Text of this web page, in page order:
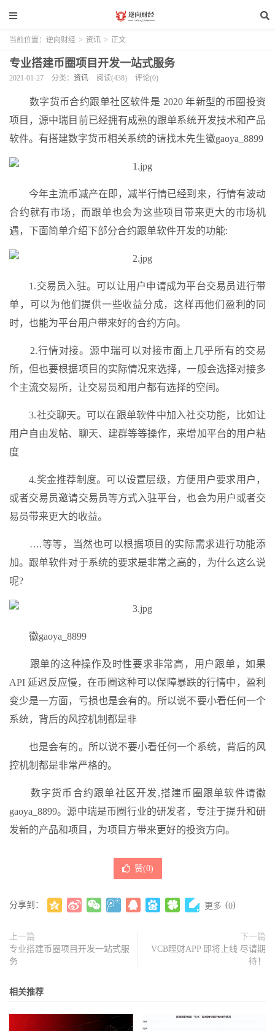
当前位置： 逆向财经 > 资讯 > 正文
专业搭建币圈项目开发一站式服务
2021-01-27 分类： 资讯 阅读(438) 评论(0)
数字货币合约跟单社区软件是 2020 年新型的币圈投资
项目，源中瑞目前已经拥有成熟的跟单系统开发技术和产品
软件。有搭建数字货币相关系统的请找木先生徽gaoya_8899
今年主流币减产在即，减半行情已经到来，行情有波动
合约就有市场，而跟单也会为这些项目带来更大的市场机
遇，下面简单介绍下部分合约跟单软件开发的功能:
1.交易员入驻。可以让用户申请成为平台交易员进行带
单，可以为他们提供一些收益分成，这样再他们盈利的同
时，也能为平台用户带来好的合约方向。
2.行情对接。源中瑞可以对接市面上几乎所有的交易
所，但也要根据项目的实际情况来选择，一般会选择对接多
个主流交易所，让交易员和用户都有选择的空间。
3.社交聊天。可以在跟单软件中加入社交功能，比如让
用户自由发帖、聊天、建群等等操作，来增加平台的用户粘
度
4.奖金推荐制度。可以设置层级，方便用户要求用户，
或者交易员邀请交易员等方式入驻平台，也会为用户或者交
易员带来更大的收益。
….等等，当然也可以根据项目的实际需求进行功能添
加。跟单软件对于系统的要求是非常之高的，为什么这么说
呢?
徽gaoya_8899
跟单的这种操作及时性要求非常高，用户跟单，如果
API 延迟反应慢，在币圈这种可以保障暴跌的行情中，盈利
变少是一方面，亏损也是会有的。所以说不要小看任何一个
系统，背后的风控机制都是非
也是会有的。所以说不要小看任何一个系统，背后的风
控机制都是非常严格的。
数字货币合约跟单社区开发,搭建币圈跟单软件请徽
gaoya_8899。源中瑞是币圈行业的研发者，专注于提升和研
发新的产品和项目，为项目方带来更好的投资方向。
赞(0)
分享到： 更多 (0)
上一篇
专业搭建币圈项目开发一站式服
务
下一篇
VCB理财APP 即将上线 尽请期
待！
相关推荐